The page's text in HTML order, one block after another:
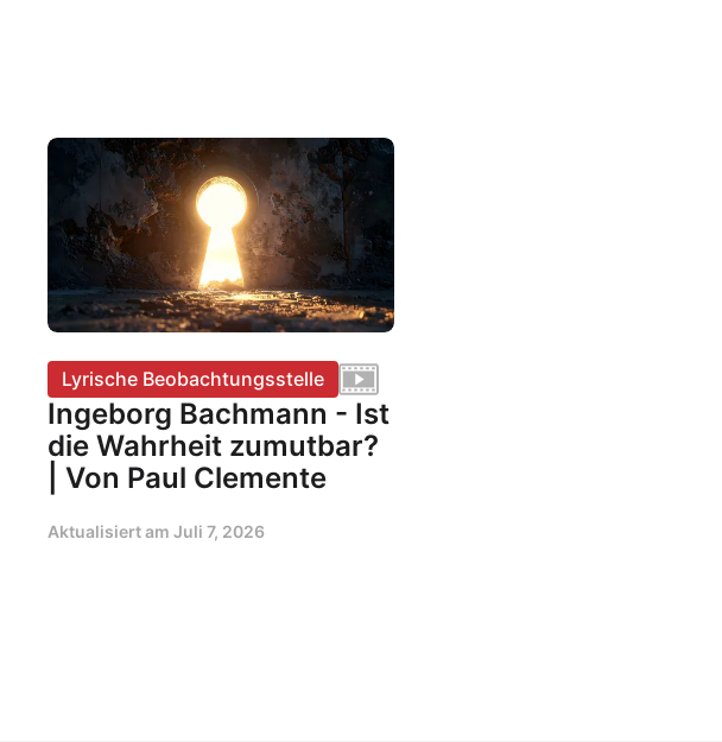
Lyrische Beobachtungsstelle
Ingeborg Bachmann - Ist
die Wahrheit zumutbar?
| Von Paul Clemente
Aktualisiert am Juli 7, 2026